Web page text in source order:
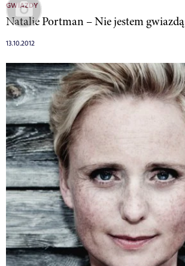
GWIAZDY
Natalie Portman – Nie jestem gwiazdą
13.10.2012